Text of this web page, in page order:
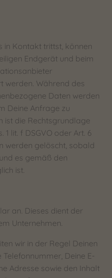
in Kontakt trittst, können
Endgerät und beim
werden. Während des
Daten werden
Deine Anfrage zu
ist die Rechtsgrundlage
lit. f DSGVO oder Art. 6
werden gelöscht, sobald
es gemäß den
ist.
an. Dieses dient der
Unternehmen.
wir in der Regel Deinen
Deine E-
Adresse sowie den Inhalt